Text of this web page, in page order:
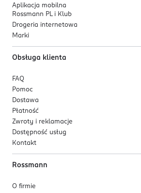
Aplikacja mobilna
Rossmann PL i Klub
Drogeria internetowa
Marki
Obsługa klienta
FAQ
Pomoc
Dostawa
Płatność
Zwroty i reklamacje
Dostępność usług
Kontakt
Rossmann
O firmie